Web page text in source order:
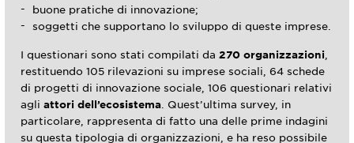
buone pratiche di innovazione;
soggetti che supportano lo sviluppo di queste imprese.
I questionari sono stati compilati da 270 organizzazioni
restituendo 105 rilevazioni su imprese sociali, 64 schede
di progetti di innovazione sociale, 106 questionari relativi
agli attori dell’ecosistema . Quest’ultima survey, in
particolare, rappresenta di fatto una delle prime indagini
su questa tipologia di organizzazioni, e ha reso possibile